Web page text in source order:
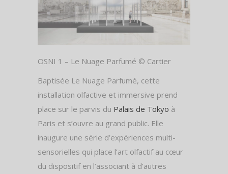
OSNI 1 – Le Nuage Parfumé © Cartier
Baptisée Le Nuage Parfumé, cette
installation olfactive et immersive prend
place sur le parvis du Palais de Tokyo à
Paris et s’ouvre au grand public. Elle
inaugure une série d’expériences multi-
sensorielles qui place l’art olfactif au cœur
du dispositif en l’associant à d’autres